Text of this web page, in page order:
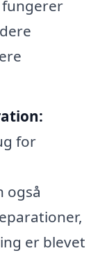
for
også
er blevet